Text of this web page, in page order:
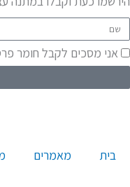
שם
אני מסכים לקבל חומר
בית מאמרים